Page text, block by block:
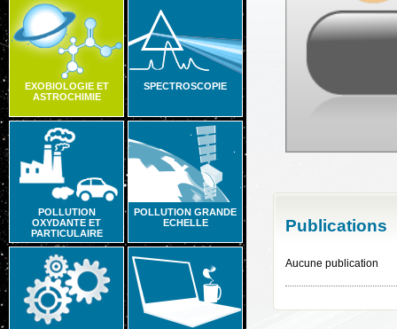
EXOBIOLOGIE ET
ASTROCHIMIE
SPECTROSCOPIE
POLLUTION
OXYDANTE ET
PARTICULAIRE
POLLUTION GRANDE
ECHELLE
Publications
Aucune publication